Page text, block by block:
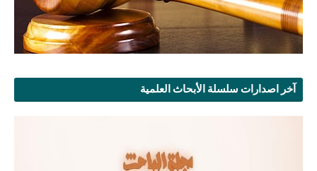
آخر اصدارات سلسلة الأبحاث العلمية